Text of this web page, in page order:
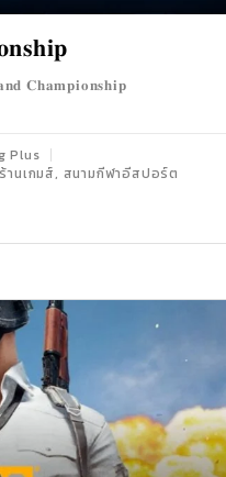
𝐂𝐡𝐚𝐦𝐩𝐢𝐨𝐧𝐬𝐡𝐢𝐩
Plus
ร้านเกมส์, สนามกีฬาอีสปอร์ต